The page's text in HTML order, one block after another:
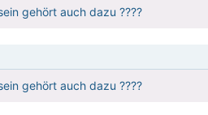
gehört auch dazu ????
gehört auch dazu ????